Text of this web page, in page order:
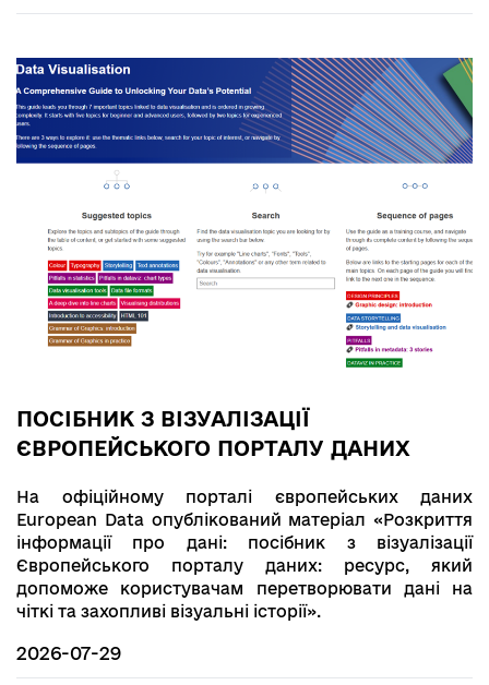
ПОСІБНИК З ВІЗУАЛІЗАЦІЇ
ЄВРОПЕЙСЬКОГО ПОРТАЛУ ДАНИХ
На офіційному порталі європейських даних
Europеan Data опублікований матеріал «Розкриття
інформації про дані: посібник з візуалізації
Європейського порталу даних: ресурс, який
допоможе користувачам перетворювати дані на
чіткі та захопливі візуальні історії».
2026-07-29